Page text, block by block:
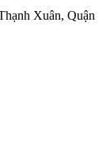
Xuân, Quận